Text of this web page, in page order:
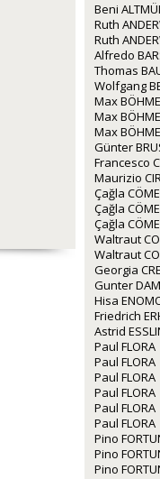
Beni
Ruth
Ruth
Alfredo
Thomas
Wolfgang
Max BÖHME
Max BÖHME
Max BÖHME
Günter
Francesco
Maurizio
Çağla
Çağla
Çağla
Waltraut
Waltraut
Georgia
Gunter
Hisa
Friedrich
Astrid
Paul FLORA
Paul FLORA
Paul FLORA
Paul FLORA
Paul FLORA
Paul FLORA
Pino
Pino
Pino